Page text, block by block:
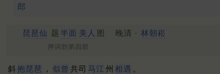
郎
琵琶仙 题 半面 美人 图 晚清 · 林朝崧
押词韵第四部
斜 抱琵琶 ， 似曾 共司 马江 州 相遇 。